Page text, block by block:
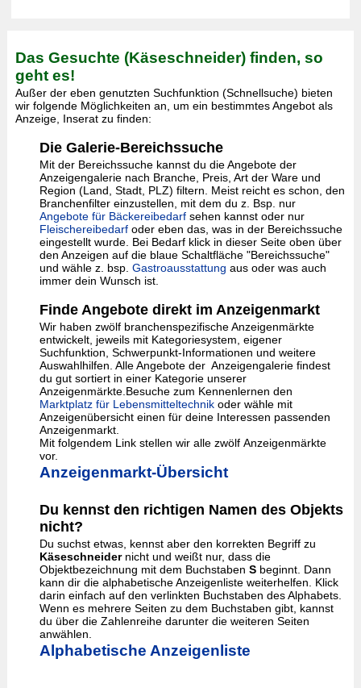
Das Gesuchte (Käseschneider) finden, so
geht es!
Außer der eben genutzten Suchfunktion (Schnellsuche) bieten
wir folgende Möglichkeiten an, um ein bestimmtes Angebot als
Anzeige, Inserat zu finden:
Die Galerie-Bereichssuche
Mit der Bereichssuche kannst du die Angebote der
Anzeigengalerie nach Branche, Preis, Art der Ware und
Region (Land, Stadt, PLZ) filtern. Meist reicht es schon, den
Branchenfilter einzustellen, mit dem du z. Bsp. nur
Angebote für Bäckereibedarfsehen kannst oder nur
Fleischereibedarfoder eben das, was in der Bereichssuche
eingestellt wurde. Bei Bedarf klick in dieser Seite oben über
den Anzeigen auf die blaue Schaltfläche "Bereichssuche"
und wähle z. bsp. Gastroausstattung aus oder was auch
immer dein Wunsch ist.
Finde Angebote direkt im Anzeigenmarkt
Wir haben zwölf branchenspezifische Anzeigenmärkte
entwickelt, jeweils mit Kategoriesystem, eigener
Suchfunktion, Schwerpunkt-Informationen und weitere
Auswahlhilfen. Alle Angebote der Anzeigengalerie findest
du gut sortiert in einer Kategorie unserer
Anzeigenmärkte.Besuche zum Kennenlernen den
Marktplatz für Lebensmitteltechnikoder wähle mit
Anzeigenübersicht einen für deine Interessen passenden
Anzeigenmarkt.
Mit folgendem Link stellen wir alle zwölf Anzeigenmärkte
vor.
Anzeigenmarkt-Übersicht
Du kennst den richtigen Namen des Objekts
nicht?
Du suchst etwas, kennst aber den korrekten Begriff zu
Käseschneidernicht und weißt nur, dass die
Objektbezeichnung mit dem Buchstaben Sbeginnt. Dann
kann dir die alphabetische Anzeigenliste weiterhelfen. Klick
darin einfach auf den verlinkten Buchstaben des Alphabets.
Wenn es mehrere Seiten zu dem Buchstaben gibt, kannst
du über die Zahlenreihe darunter die weiteren Seiten
anwählen.
Alphabetische Anzeigenliste